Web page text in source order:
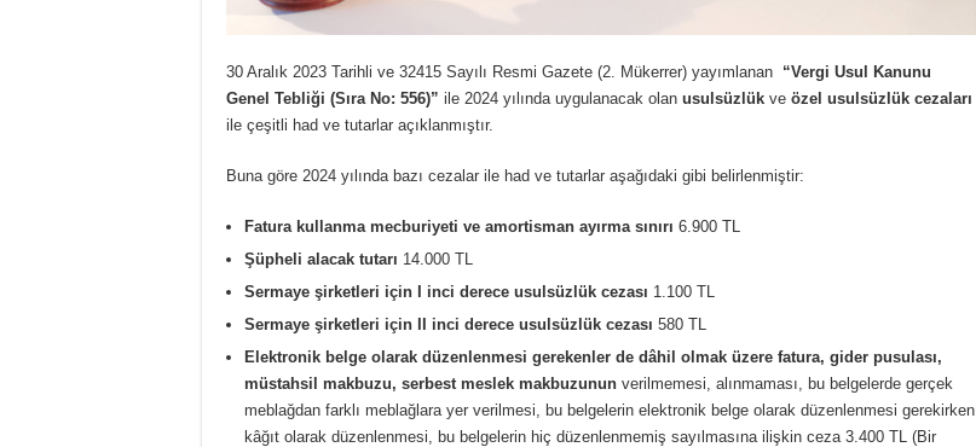
30 Aralık 2023 Tarihli ve 32415 Sayılı Resmi Gazete (2. Mükerrer) yayımlanan “Vergi Usul Kanunu
Genel Tebliği (Sıra No: 556)” ile 2024 yılında uygulanacak olan usulsüzlük ve özel usulsüzlük cezaları
ile çeşitli had ve tutarlar açıklanmıştır.
Buna göre 2024 yılında bazı cezalar ile had ve tutarlar aşağıdaki gibi belirlenmiştir:
Fatura kullanma mecburiyeti ve amortisman ayırma sınırı 6.900 TL
Şüpheli alacak tutarı 14.000 TL
Sermaye şirketleri için I inci derece usulsüzlük cezası 1.100 TL
Sermaye şirketleri için II inci derece usulsüzlük cezası 580 TL
Elektronik belge olarak düzenlenmesi gerekenler de dâhil olmak üzere fatura, gider pusulası,
müstahsil makbuzu, serbest meslek makbuzunun verilmemesi, alınmaması, bu belgelerde gerçek
meblağdan farklı meblağlara yer verilmesi, bu belgelerin elektronik belge olarak düzenlenmesi gerekirken
kâğıt olarak düzenlenmesi, bu belgelerin hiç düzenlenmemiş sayılmasına ilişkin ceza 3.400 TL (Bir